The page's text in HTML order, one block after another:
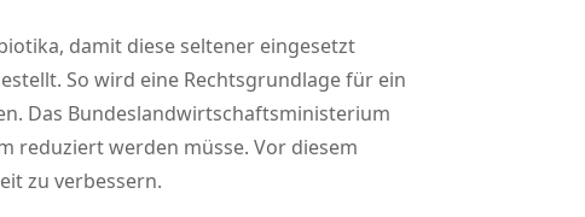
damit diese seltener eingesetzt
So wird eine Rechtsgrundlage für ein
Das Bundeslandwirtschaftsministerium
reduziert werden müsse. Vor diesem
zu verbessern.